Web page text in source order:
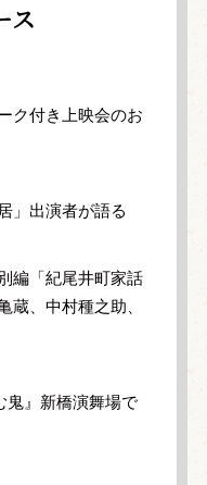
ス
ク付き上映会のお
」出演者が語る
編「紀尾井町家話
蔵、中村種之助、
鬼』新橋演舞場で